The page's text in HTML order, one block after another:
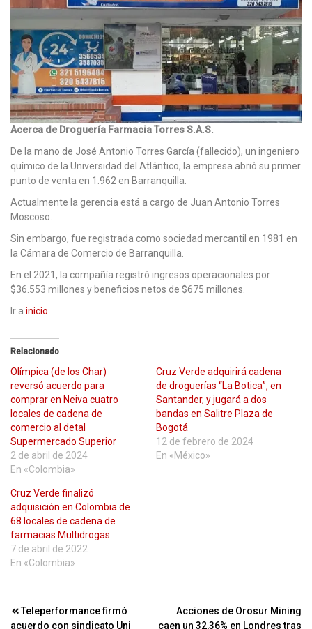
Acerca de Droguería Farmacia Torres S.A.S.
De la mano de José Antonio Torres García (fallecido), un ingeniero
químico de la Universidad del Atlántico, la empresa abrió su primer
punto de venta en 1.962 en Barranquilla.
Actualmente la gerencia está a cargo de Juan Antonio Torres
Moscoso.
Sin embargo, fue registrada como sociedad mercantil en 1981 en
la Cámara de Comercio de Barranquilla.
En el 2021, la compañía registró ingresos operacionales por
$36.553 millones y beneficios netos de $675 millones.
Ir a inicio
Relacionado
Olímpica (de los Char)
reversó acuerdo para
comprar en Neiva cuatro
locales de cadena de
comercio al detal
Supermercado Superior
2 de abril de 2024
En «Colombia»
Cruz Verde adquirirá cadena
de droguerías “La Botica”, en
Santander, y jugará a dos
bandas en Salitre Plaza de
Bogotá
12 de febrero de 2024
En «México»
Cruz Verde finalizó
adquisición en Colombia de
68 locales de cadena de
farmacias Multidrogas
7 de abril de 2022
En «Colombia»
Navegación
Teleperformance firmó
acuerdo con sindicato Uni
Acciones de Orosur Mining
caen un 32,36% en Londres tras